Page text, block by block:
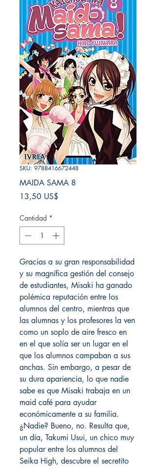
SKU: 9788416672448
MAIDA SAMA 8
13,50 US$
Cantidad *
Gracias a su gran responsabilidad
y su magnífica gestión del consejo
de estudiantes, Misaki ha ganado
polémica reputación entre los
alumnos del centro, mientras que
las alumnas y los profesores la ven
como un soplo de aire fresco en
en el que solía ser un lugar en el
que los alumnos campaban a sus
anchas. Sin embargo, a pesar de
su dura apariencia, lo que nadie
sabe es que Misaki trabaja en un
maid café para ayudar
económicamente a su familia.
¿Nadie? Bueno, no. Resulta que,
un día, Takumi Usui, un chico muy
popular entre los alumnos del
Seika High, descubre el secretito